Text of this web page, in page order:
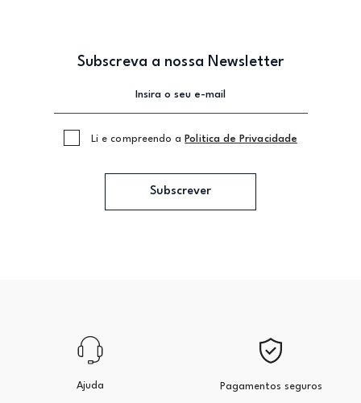
Subscreva a nossa Newsletter
Li e compreendo a Politica de Privacidade
Subscrever
Ajuda Pagamentos seguros